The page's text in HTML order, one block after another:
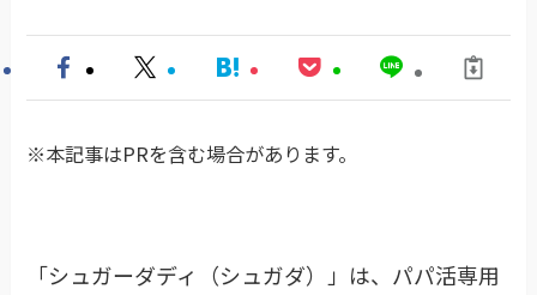
※本記事はPRを含む場合があります。
「シュガーダディ（シュガダ）」は、パパ活専用